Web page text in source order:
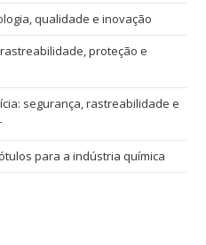
qualidade e inovação
proteção e
segurança, rastreabilidade e
para a indústria química